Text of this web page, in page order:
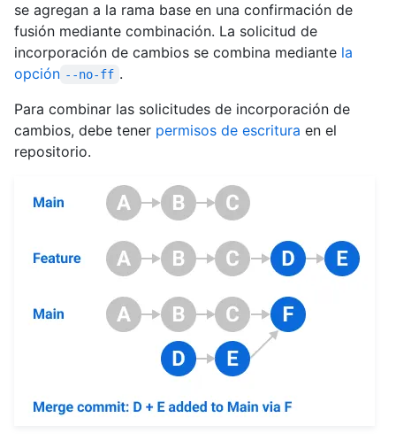
se agregan a la rama base en una confirmación de
fusión mediante combinación. La solicitud de
incorporación de cambios se combina mediante la
opción --no-ff .
Para combinar las solicitudes de incorporación de
cambios, debe tener permisos de escritura en el
repositorio.